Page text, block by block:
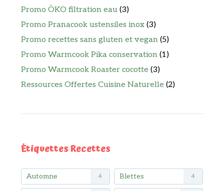
Promo ÖKO filtration eau (3)
Promo Pranacook ustensiles inox (3)
Promo recettes sans gluten et vegan (5)
Promo Warmcook Pika conservation (1)
Promo Warmcook Roaster cocotte (3)
Ressources Offertes Cuisine Naturelle (2)
Étiquettes Recettes
Automne 4 Blettes 4